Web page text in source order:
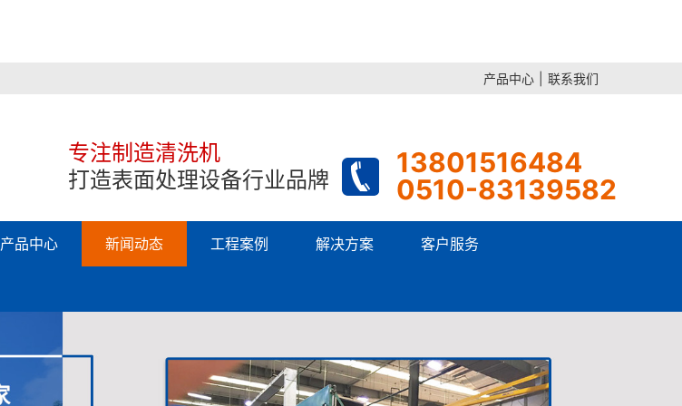
产品中心 联系我们
专注制造清洗机
打造表面处理设备行业品牌
13801516484
0510-83139582
产品中心 新闻动态 工程案例 解决方案 客户服务